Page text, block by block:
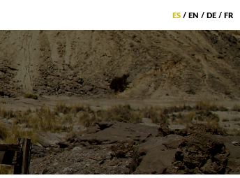
ES / EN / DE / FR